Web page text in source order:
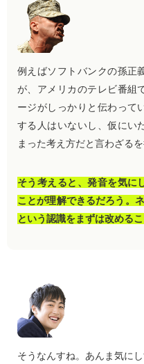
例えばソフトバンクの孫正
が、アメリカのテレビ番組
ージがしっかりと伝わって
する人はいないし、仮にい
まった考え方だと言わざるを
そう考えると、発音を気に
ことが理解できるだろう。
という認識をまずは改めるこ
そうなんすね。あんま気に